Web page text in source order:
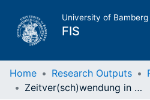
University of Bamberg
FIS
Home
Home Research Outputs
Zeitver(sch)wendung in Bildungsprozessen